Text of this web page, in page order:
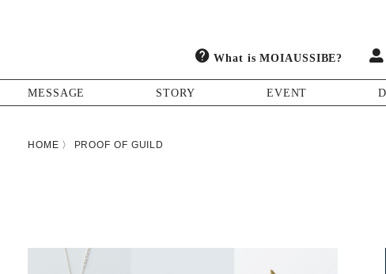
What is MOIAUSSIBE?
MESSAGE STORY EVENT
HOME PROOF OF GUILD